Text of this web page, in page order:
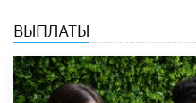
ВЫПЛАТЫ